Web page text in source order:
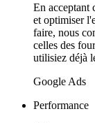
En acceptant
et optimiser
faire, nous
celles des
utilisiez déjà
Google Ads
Performance